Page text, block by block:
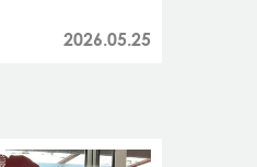
2026.05.25